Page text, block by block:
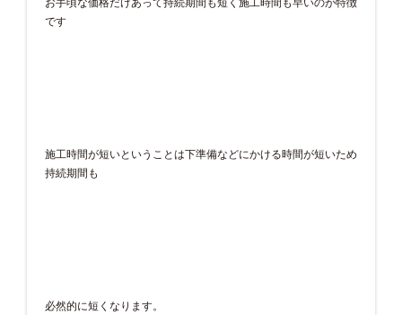
お手頃な価格だけあって持続期間も短く施工時間も早いのが特徴
です
施工時間が短いということは下準備などにかける時間が短いため
持続期間も
必然的に短くなります。